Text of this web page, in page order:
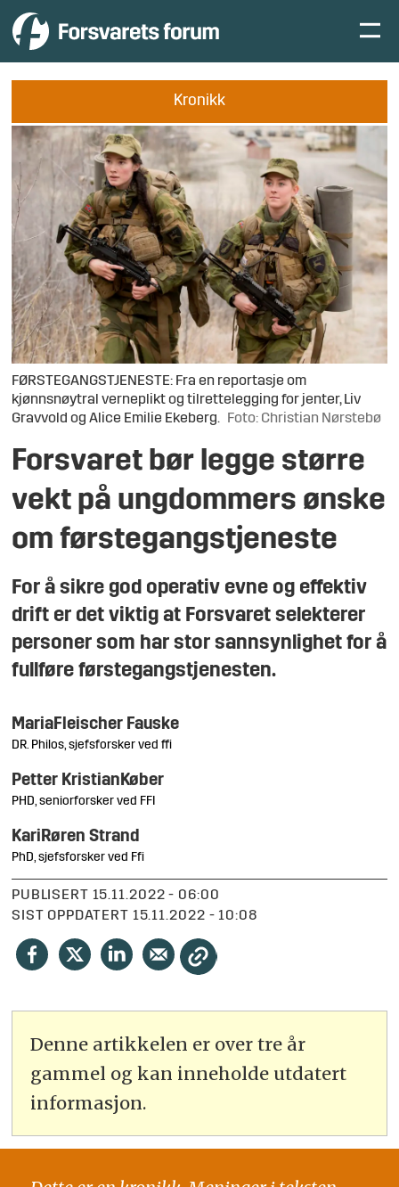
Kronikk
FØRSTEGANGSTJENESTE: Fra en reportasje om
kjønnsnøytral verneplikt og tilrettelegging for jenter, Liv
Gravvold og Alice Emilie Ekeberg.
Foto: Christian Nørstebø
Forsvaret bør legge større
vekt på ungdommers ønske
om førstegangstjeneste
For å sikre god operativ evne og effektiv
drift er det viktig at Forsvaret selekterer
personer som har stor sannsynlighet for å
fullføre førstegangstjenesten.
Maria Fleischer Fauske
DR. Philos, sjefsforsker ved ffi
Petter Kristian Køber
PHD, seniorforsker ved FFI
Kari Røren Strand
PhD, sjefsforsker ved Ffi
PUBLISERT
15.11.2022 - 06:00
SIST OPPDATERT
15.11.2022 - 10:08
Denne artikkelen er over tre år
gammel og kan inneholde utdatert
informasjon.